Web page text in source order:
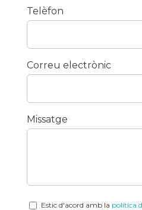
Telèfon
Correu electrònic
Missatge
Estic d'acord amb la política